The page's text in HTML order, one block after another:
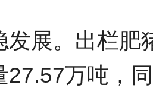
发展。出栏肥
27.57万吨，